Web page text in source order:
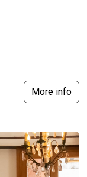
More info